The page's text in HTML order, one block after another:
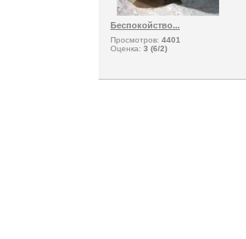
Беспокойство...
Просмотров: 4401
Оценка: 3 (6/2)